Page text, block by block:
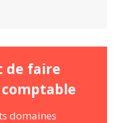
de faire
domaines